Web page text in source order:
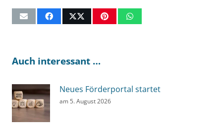
Auch interessant …
Neues Förderportal startet
am 5. August 2026